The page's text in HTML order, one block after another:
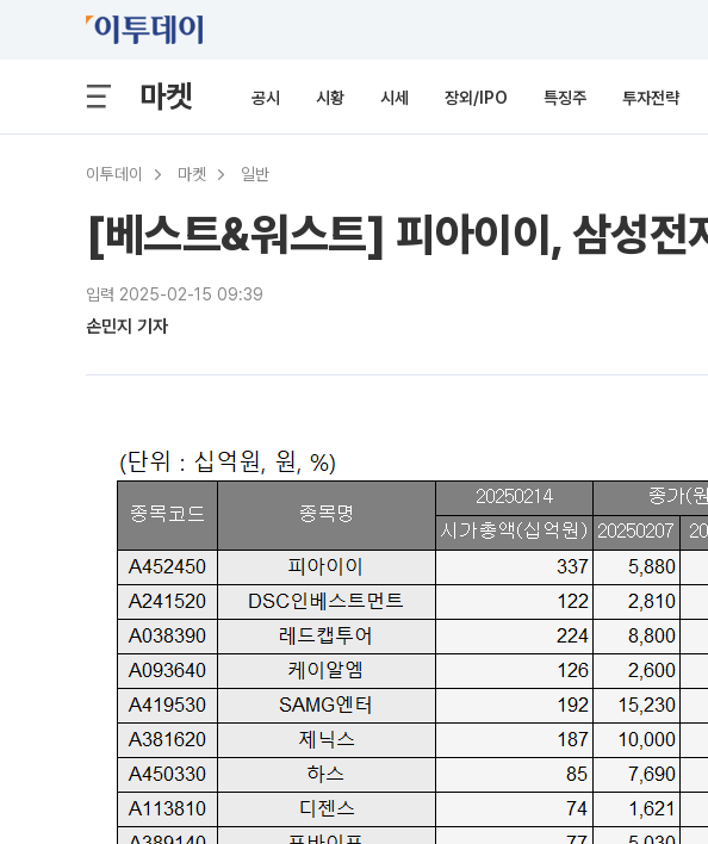
마켓 공시 시황 시세 장외/IPO 특징주 투자전략
이투데이 마켓 일반
[베스트&워스트] 피아이이, 삼성
입력 2025-02-15 09:39
손민지 기자